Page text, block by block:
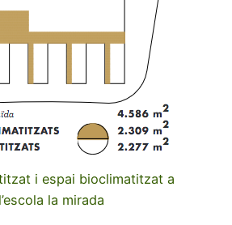
i espai bioclimatitzat a
l’escola la mirada